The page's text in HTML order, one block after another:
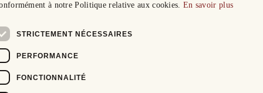
à notre Politique relative aux cookies. En savoir plus
STRICTEMENT NÉCESSAIRES
PERFORMANCE
FONCTIONNALITÉ